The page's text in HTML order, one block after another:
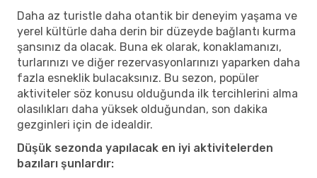
Daha az turistle daha otantik bir deneyim yaşama ve
yerel kültürle daha derin bir düzeyde bağlantı kurma
şansınız da olacak. Buna ek olarak, konaklamanızı,
turlarınızı ve diğer rezervasyonlarınızı yaparken daha
fazla esneklik bulacaksınız. Bu sezon, popüler
aktiviteler söz konusu olduğunda ilk tercihlerini alma
olasılıkları daha yüksek olduğundan, son dakika
gezginleri için de idealdir.
Düşük sezonda yapılacak en iyi aktivitelerden
bazıları şunlardır: